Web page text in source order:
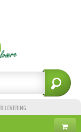
LEVERING